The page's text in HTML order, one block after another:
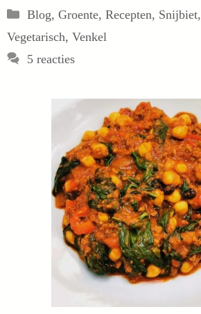
Categorieën
Blog, Groente, Recepten, Snijbiet,
Vegetarisch, Venkel
5 reacties